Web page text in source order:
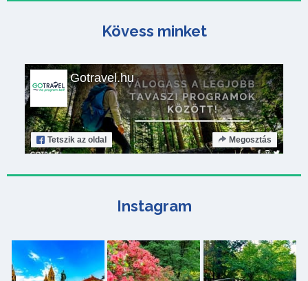
Kövess minket
Gotravel.hu
Tetszik az oldal Megosztás
Instagram